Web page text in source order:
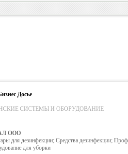
Досье
СИСТЕМЫ И ОБОРУДОВАНИЕ
ООО
для дезинфекции; Средства дезинфекции;
для уборки